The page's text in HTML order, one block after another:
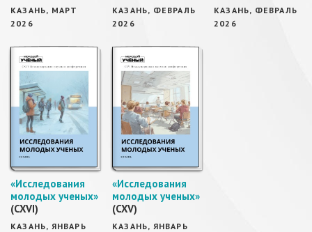
КАЗАНЬ, МАРТ
2026
КАЗАНЬ, ФЕВРАЛЬ
2026
КАЗАНЬ, ФЕВРАЛЬ
2026
«Исследования
молодых ученых»
(CXVI)
КАЗАНЬ, ЯНВАРЬ
«Исследования
молодых ученых»
(CXV)
КАЗАНЬ, ЯНВАРЬ